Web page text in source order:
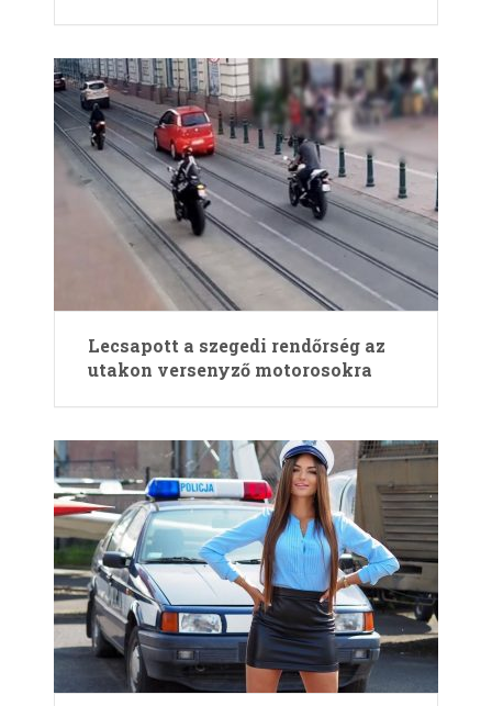
Lecsapott a szegedi rendőrség az
utakon versenyző motorosokra